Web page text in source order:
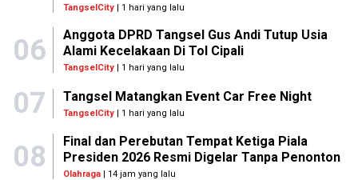
TangselCity| 1 hari yang lalu
06
Anggota DPRD Tangsel Gus Andi Tutup Usia
Alami Kecelakaan Di Tol Cipali
TangselCity| 1 hari yang lalu
07 Tangsel Matangkan Event Car Free Night
TangselCity | 1 hari yang lalu
08
Final dan Perebutan Tempat Ketiga Piala
Presiden 2026 Resmi Digelar Tanpa Penonton
Olahraga| 14 jam yang lalu